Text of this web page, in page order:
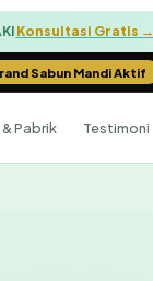
Konsultasi Gratis →
Sabun Mandi Aktif
& Pabrik Testimoni